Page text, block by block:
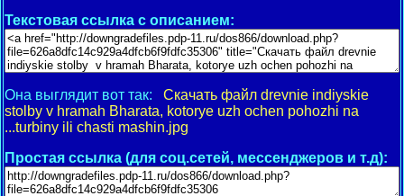
Текстовая ссылка с описанием:
Она выглядит вот так: Скачать файл drevnie indiyskie
stolby v hramah Bharata, kotorye uzh ochen pohozhi na
...turbiny ili chasti mashin.jpg
Простая ссылка (для соц.сетей, мессенджеров и т.д):